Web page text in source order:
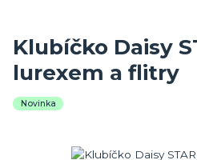
Klubíčko Daisy
lurexem a flitry
Novinka